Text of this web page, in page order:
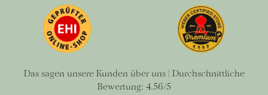
Das sagen unsere Kunden über uns | Durchschnittliche
Bewertung: 4.56/5